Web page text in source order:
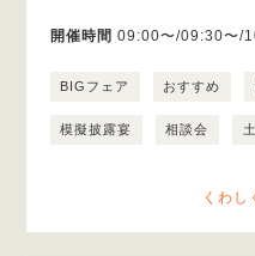
開催時間 09:00〜/09:30〜/
BIGフェア おすすめ
模擬披露宴 相談会
くわし